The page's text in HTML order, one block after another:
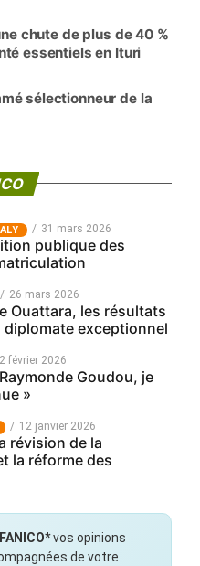
chute de plus de 40 %
essentiels en Ituri
sélectionneur de la
31 mars 2026
publique des
26 mars 2026
Ouattara, les résultats
diplomate exceptionnel
février 2026
Goudou, je
»
12 janvier 2026
révision de la
la réforme des
FANICO*vos opinions
de votre